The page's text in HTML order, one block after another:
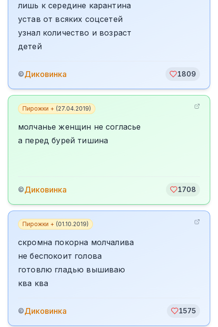
лишь к середине карантина
устав от всяких соцсетей
узнал количество и возраст
детей
©Диковинка 1809
Пирожки + (27.04.2019)
молчанье женщин не согласье
а перед бурей тишина
©Диковинка 1708
Пирожки + (01.10.2019)
скромна покорна молчалива
не беспокоит голова
готовлю гладью вышиваю
ква ква
©Диковинка 1575